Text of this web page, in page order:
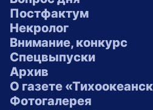
Постфактум
Некролог
Внимание, конкурс
Спецвыпуски
Архив
О газете
Фотогалерея